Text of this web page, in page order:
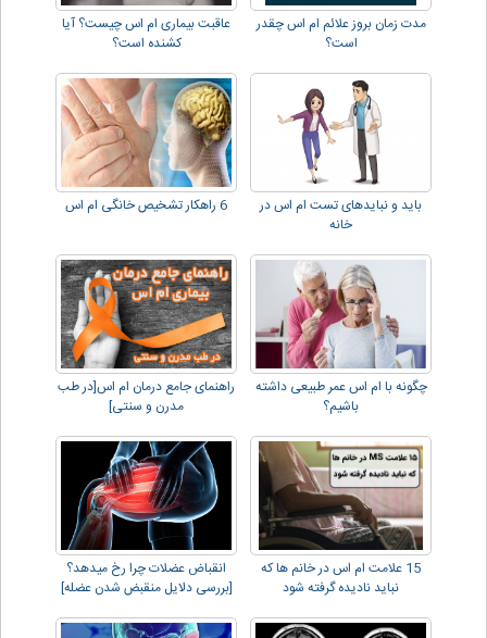
مدت زمان بروز علائم ام اس چقدر
است؟
عاقبت بیماری ام اس چیست؟ آیا
کشنده است؟
باید و نبایدهای تست ام اس در
خانه
6 راهکار تشخیص خانگی ام اس
چگونه با ام اس عمر طبیعی داشته
باشیم؟
راهنمای جامع درمان ام اس[در طب
مدرن و سنتی]
15 علامت ام اس در خانم ها که
نباید نادیده گرفته شود
انقباض عضلات چرا رخ میدهد؟
[بررسی دلایل منقبض شدن عضله]